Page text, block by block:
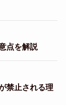
点を解説
禁止される理